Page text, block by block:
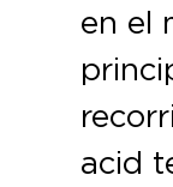
en el
acid